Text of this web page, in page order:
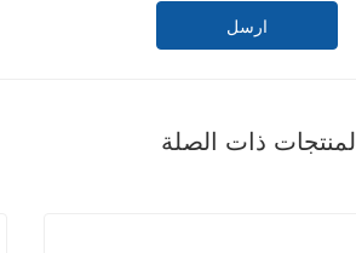
ارسل
المنتجات ذات الصلة